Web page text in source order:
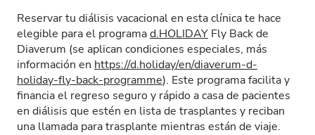
Reservar tu diálisis vacacional en esta clínica te hace
elegible para el programad.HOLIDAY Fly Back de
Diaverum (se aplican condiciones especiales, más
información en https://d.holiday/en/diaverum-d-
holiday-fly-back-programme). Este programa facilita y
financia el regreso seguro y rápido a casa de pacientes
en diálisis que estén en lista de trasplantes y reciban
una llamada para trasplante mientras están de viaje.